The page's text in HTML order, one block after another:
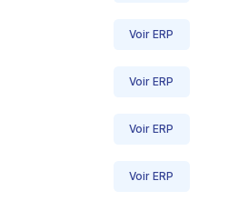
Voir ERP
Voir ERP
Voir ERP
Voir ERP